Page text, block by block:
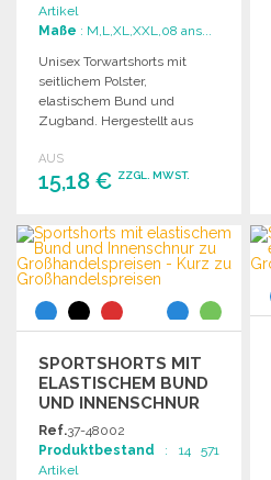
Artikel
Maße : M,L,XL,XXL,08 ans...
Unisex Torwartshorts mit
seitlichem Polster,
elastischem Bund und
Zugband. Hergestellt aus
AUS
15,18 € ZZGL. MWST.
BESTELLEN
Angebot anfordern
SPORTSHORTS MIT
ELASTISCHEM BUND
UND INNENSCHNUR
ZU
GROSSHANDELSPREISEN
Ref.37-48002
Produktbestand : 14 571
Artikel